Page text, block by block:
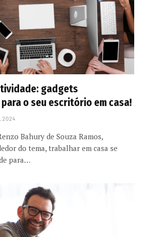
gadgets
o seu escritório em casa!
2024
Bahury de Souza Ramos,
do tema, trabalhar em casa se
para…